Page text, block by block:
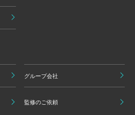
グループ会社
監修のご依頼